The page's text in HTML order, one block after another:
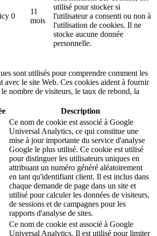
0
11
mois
utilisé pour stocker si
l'utilisateur a consenti ou non à
l'utilisation de cookies. Il ne
stocke aucune donnée
personnelle.
sont utilisés pour comprendre comment les
avec le site Web. Ces cookies aident à fournir
nombre de visiteurs, le taux de rebond, la
Description
Ce nom de cookie est associé à Google
Universal Analytics, ce qui constitue une
mise à jour importante du service d'analyse
Google le plus utilisé. Ce cookie est utilisé
pour distinguer les utilisateurs uniques en
attribuant un numéro généré aléatoirement
en tant qu'identifiant client. Il est inclus dans
chaque demande de page dans un site et
utilisé pour calculer les données de visiteurs,
de sessions et de campagnes pour les
rapports d'analyse de sites.
Ce nom de cookie est associé à Google
Universal Analytics. Il est utilisé pour limiter